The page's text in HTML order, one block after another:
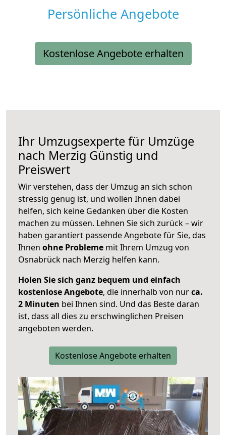
Persönliche Angebote
Kostenlose Angebote erhalten
Ihr Umzugsexperte für Umzüge
nach Merzig Günstig und
Preiswert
Wir verstehen, dass der Umzug an sich schon
stressig genug ist, und wollen Ihnen dabei
helfen, sich keine Gedanken über die Kosten
machen zu müssen. Lehnen Sie sich zurück – wir
haben garantiert passende Angebote für Sie, das
Ihnen ohne Probleme mit Ihrem Umzug von
Osnabrück nach Merzig helfen kann.
Holen Sie sich ganz bequem und einfach
kostenlose Angebote, die innerhalb von nurca.
2 Minuten bei Ihnen sind. Und das Beste daran
ist, dass all dies zu erschwinglichen Preisen
angeboten werden.
Kostenlose Angebote erhalten